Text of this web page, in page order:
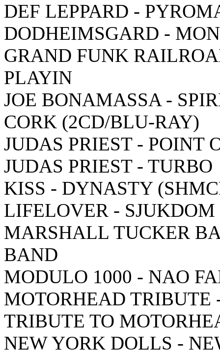
DEF LEPPARD -
DODHEIMSGARD -
GRAND FUNK
PLAYIN
JOE BONAMASSA -
CORK (2CD/BLU-RAY)
JUDAS PRIEST - POINT
JUDAS PRIEST - TURBO
KISS - DYNASTY
LIFELOVER - SJUKDOM
MARSHALL TUCKER
BAND
MODULO 1000 - NAO
MOTORHEAD
TRIBUTE TO
NEW YORK DOLLS -